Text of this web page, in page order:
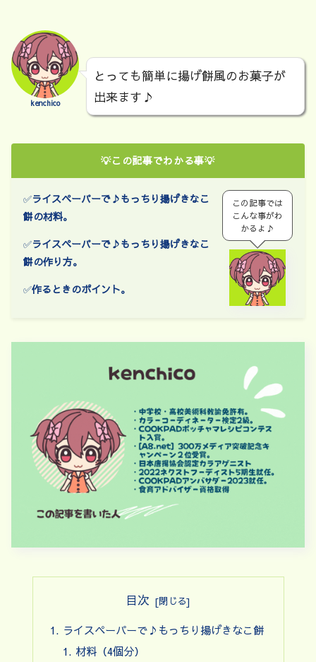
kenchico
とっても簡単に揚げ餅風のお菓子が
出来ます♪
💡この記事でわかる事💡
✅ライスペーパーで♪もっちり揚げきなこ
餅の材料。
✅ライスペーパーで♪もっちり揚げきなこ
餅の作り方。
✅作るときのポイント。
この記事では
こんな事がわ
かるよ♪
目次
ライスペーパーで♪もっちり揚げきなこ餅
材料（4個分）